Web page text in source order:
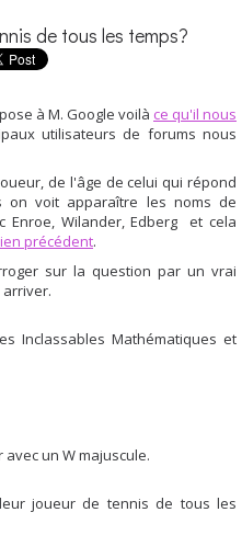
de tous les temps?
à M. Google voilà ce qu'il nous
utilisateurs de forums nous
de l'âge de celui qui répond
on voit apparaître les noms de
Enroe, Wilander, Edberg et cela
précédent.
sur la question par un vrai
Inclassables Mathématiques et
un W majuscule.
joueur de tennis de tous les